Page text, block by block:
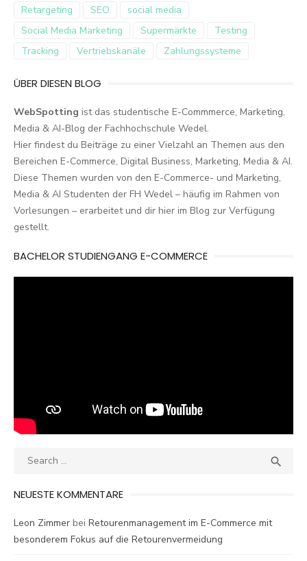
Retargeting
SEO
social media
Social Media Marketing
Supermärkte
Testing
Tracking
Vertriebskanäle Zahlungssysteme
ÜBER DIESEN BLOG
WebSpotting ist das studentische E-Commmerce, Marketing,
Media & AI-Blog der Fachhochschule Wedel.
Hier findest du Beiträge zu einer Vielzahl an Themen aus den
Bereichen E-Commerce, Digital Business, Marketing, Media & AI.
Diese Themen wurden von den E-Commerce- und Marketing,
Media & AI Studenten der FH Wedel – häufig im Rahmen von
Vorlesungen – erarbeitet und dir hier im Blog zur Verfügung
gestellt.
BACHELOR STUDIENGANG E-COMMERCE
Search

NEUESTE KOMMENTARE
Leon Zimmer bei Retourenmanagement im E-Commerce mit
besonderem Fokus auf die Retourenvermeidung